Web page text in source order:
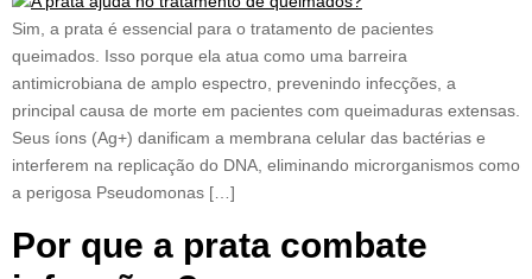
Sim, a prata é essencial para o tratamento de pacientes
queimados. Isso porque ela atua como uma barreira
antimicrobiana de amplo espectro, prevenindo infecções, a
principal causa de morte em pacientes com queimaduras extensas.
Seus íons (Ag+) danificam a membrana celular das bactérias e
interferem na replicação do DNA, eliminando microrganismos como
a perigosa Pseudomonas […]
Por que a prata combate